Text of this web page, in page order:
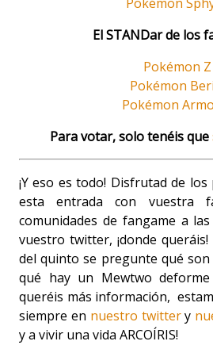
El STANDar de los
Pokémon Z
Pokémon
Pokémon
Para votar, solo tenéis que
¡Y eso es todo! Disfrutad de
esta entrada con vuestra
comunidades de fangame a
vuestro twitter, ¡donde queráis!
del quinto se pregunte qué
qué hay un Mewtwo
queréis más información,
siempre en nuestro twittery
y a vivir una vida ARCOÍRIS!